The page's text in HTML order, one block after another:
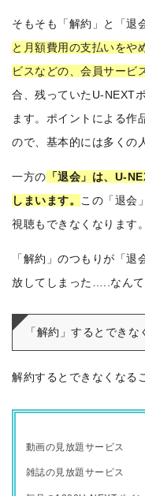
そもそも「解約」と「退
と月額費用の支払いをや
ビスなどの、会員サービ
合、残っていたU-NEXT
ます。ポイントによる作
ので、基本的には多くの
一方の 「退会」は、U-
しまいます。 この「退会
視聴もできなくなります。
「解約」のつもりが「
放してしまった…..なんて
「解約」するとできな
解約するとできなくなる
動画の見放題サービス
雑誌の見放題サービス